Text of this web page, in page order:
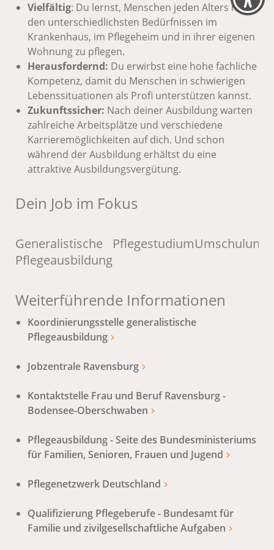
Vielfältig: Du lernst, Menschen jeden Alters mit
den unterschiedlichsten Bedürfnissen im
Krankenhaus, im Pflegeheim und in ihrer eigenen
Wohnung zu pflegen.
Herausfordernd: Du erwirbst eine hohe fachliche
Kompetenz, damit du Menschen in schwierigen
Lebenssituationen als Profi unterstützen kannst.
Zukunftssicher: Nach deiner Ausbildung warten
zahlreiche Arbeitsplätze und verschiedene
Karrieremöglichkeiten auf dich. Und schon
während der Ausbildung erhältst du eine
attraktive Ausbildungsvergütung.
Dein Job im Fokus
Generalistische
Pflegeausbildung
PflegestudiumUmschulung
Weiterführende Informationen
Koordinierungsstelle generalistische
Pflegeausbildung
Jobzentrale Ravensburg
Kontaktstelle Frau und Beruf Ravensburg -
Bodensee-Oberschwaben
Pflegeausbildung - Seite des Bundesministeriums
für Familien, Senioren, Frauen und Jugend
Pflegenetzwerk Deutschland
Qualifizierung Pflegeberufe - Bundesamt für
Familie und zivilgesellschaftliche Aufgaben